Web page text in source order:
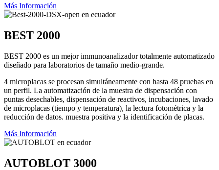
Más Información
BEST 2000
BEST 2000 es un mejor immunoanalizador totalmente automatizado
diseñado para laboratorios de tamaño medio-grande.
4 microplacas se procesan simultáneamente con hasta 48 pruebas en
un perfil. La automatización de la muestra de dispensación con
puntas desechables, dispensación de reactivos, incubaciones, lavado
de microplacas (tiempo y temperatura), la lectura fotométrica y la
reducción de datos. muestra positiva y la identificación de placas.
Más Información
AUTOBLOT 3000